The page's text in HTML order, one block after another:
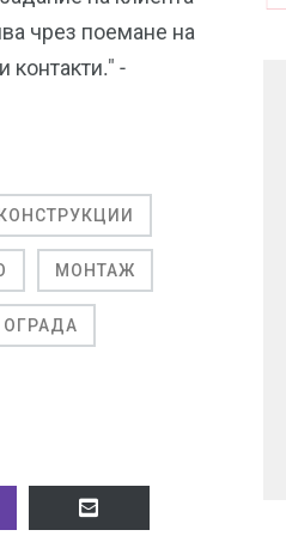
чрез поемане на
контакти." -
МОНТАЖ
ОГРАДА